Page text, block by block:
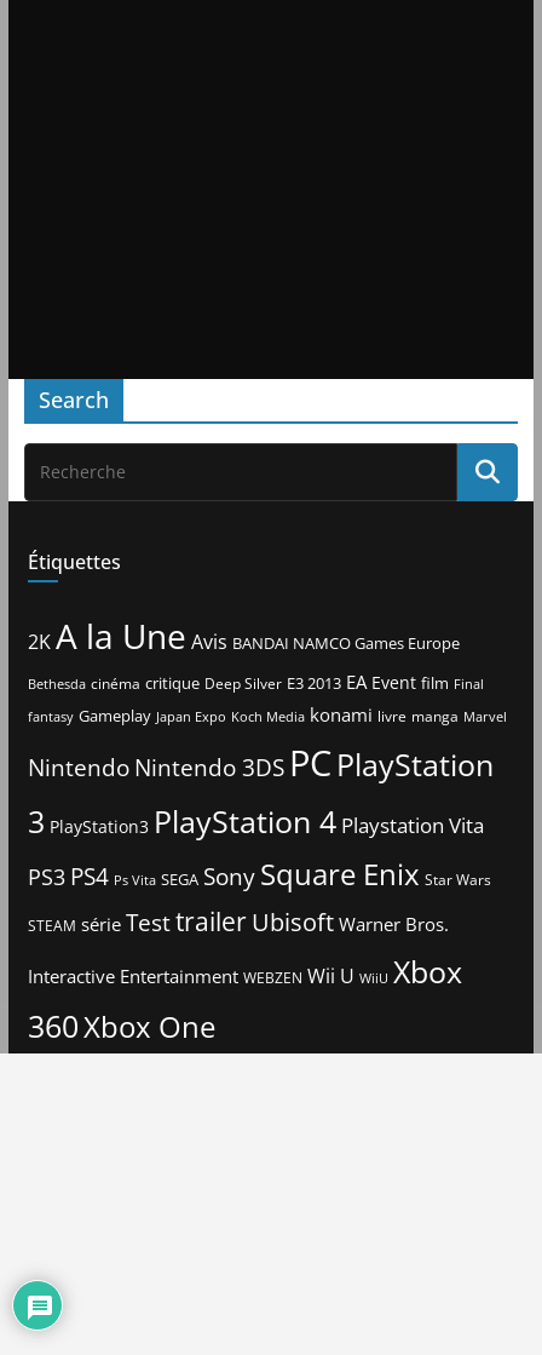
Search
Étiquettes
2KA la Une Avis BANDAI NAMCO Games Europe
Bethesda cinéma critique Deep Silver E3 2013 EA Event film Final
fantasy Gameplay Japan Expo Koch Media konami livre manga Marvel
Nintendo Nintendo 3DS PCPlayStation
3 PlayStation3 PlayStation 4 Playstation Vita
PS3 PS4 Ps Vita SEGA Sony Square Enix Star Wars
STEAM série TesttrailerUbisoftWarner Bros.
Interactive Entertainment WEBZEN Wii U WiiU Xbox
360Xbox One